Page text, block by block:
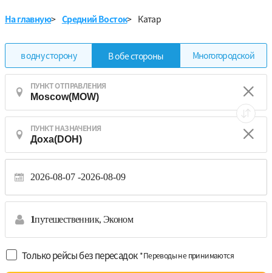
На главную> Средний Восток> Катар
в одну сторону В обе стороны Многогородской
ПУНКТ ОТПРАВЛЕНИЯ
ПУНКТ НАЗНАЧЕНИЯ
2026-08-07 2026-08-09
1путешественник, Эконом
Только рейсы без пересадок *Переводы не принимаются